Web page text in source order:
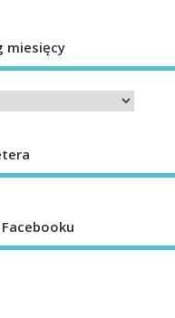
miesięcy